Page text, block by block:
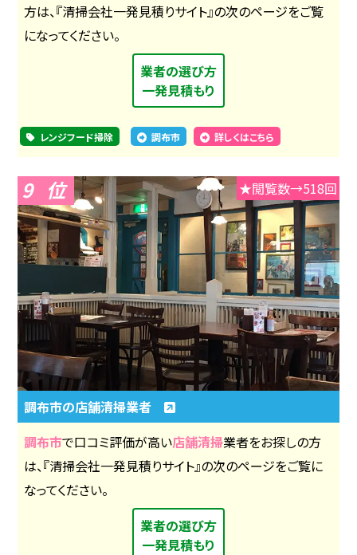
方は、『清掃会社一発見積りサイト』の次のページをご覧
になってください。
業者の選び方
一発見積もり
レンジフード掃除 調布市 詳しくはこちら
9 ★閲覧数→518回
調布市の店舗清掃業者
調布市で口コミ評価が高い店舗清掃業者をお探しの方
は、『清掃会社一発見積りサイト』の次のページをご覧に
なってください。
業者の選び方
一発見積もり